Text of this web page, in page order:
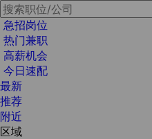
急招岗位
热门兼职
高薪机会
今日速配
最新
推荐
附近
区域